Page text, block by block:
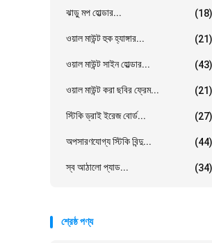
ঝাড়ু মপ হোল্ডার... (18)
ওয়াল মাউন্ট হুক হ্যাঙ্গার... (21)
ওয়াল মাউন্ট সাইন হোল্ডার... (43)
ওয়াল মাউন্ট করা ছবির ফ্রেম... (21)
স্টিকি ড্রাই ইরেজ বোর্ড... (27)
অপসারণযোগ্য স্টিকি বিন্দু... (44)
স্ব আঠালো প্যাড... (34)
শ্রেষ্ঠ পণ্য